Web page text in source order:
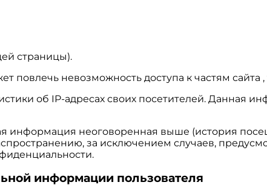
страницы).
повлечь невозможность доступа к частям
об IP-адресах своих посетителей.
информация неоговоренная выше (история
за исключением случаев,
информации пользователя